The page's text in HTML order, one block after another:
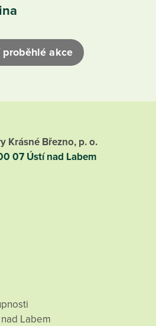
proběhlé akce
Krásné Březno, p. o.
07 Ústí nad Labem
Labem